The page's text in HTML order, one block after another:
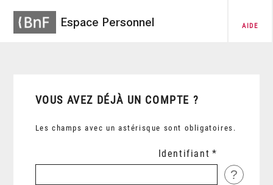
Espace Personnel AIDE
VOUS AVEZ DÉJÀ UN COMPTE ?
Les champs avec un astérisque sont obligatoires.
Identifiant
?